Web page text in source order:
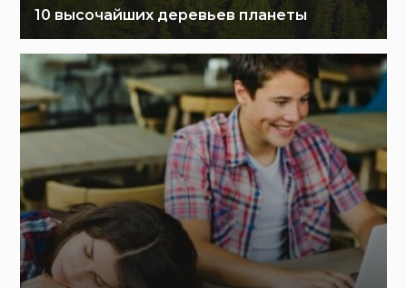
10 высочайших деревьев планеты